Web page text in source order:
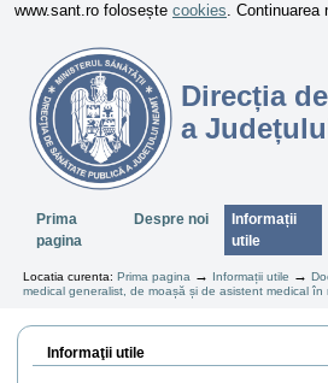
www.sant.ro folosește cookies. Continuarea
Direcția
a
SectiuniPrima
pagina
Despre noi
Informații
utile
Locatia curenta: Prima pagina → Informații utile →
medical generalist, de moașă și de asistent medical
Informaţii utile